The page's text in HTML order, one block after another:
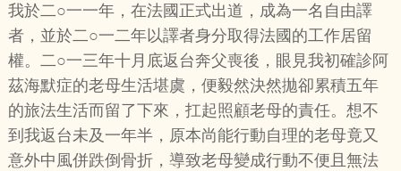
我於二○一一年，在法國正式出道，成為一名自由譯
者，並於二○一二年以譯者身分取得法國的工作居留
權。二○一三年十月底返台奔父喪後，眼見我初確診阿
茲海默症的老母生活堪虞，便毅然決然拋卻累積五年
的旅法生活而留了下來，扛起照顧老母的責任。想不
到我返台未及一年半，原本尚能行動自理的老母竟又
意外中風併跌倒骨折，導致老母變成行動不便且無法